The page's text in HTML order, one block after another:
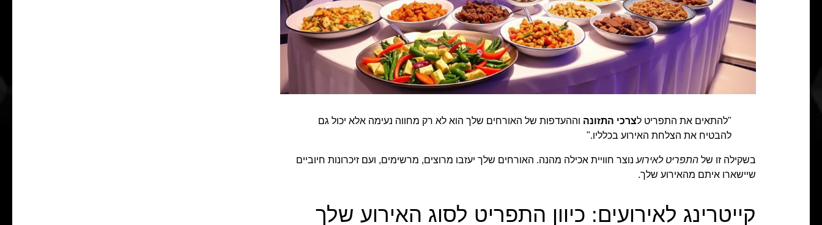
"להתאים את התפריט לצרכי התזונה וההעדפות של האורחים שלך הוא לא רק מחווה נעימה אלא יכול גם
להבטיח את הצלחת האירוע בכלליו."
בשקילה זו של התפריט לאירוענוצר חוויית אכילה מהנה. האורחים שלך יעזבו מרוצים, מרשימים, ועם זיכרונות חיוביים
שיישארו איתם מהאירוע שלך.
קייטרינג לאירועים: כיוון התפריט לסוג האירוע שלך